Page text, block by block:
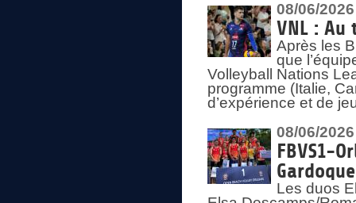
08/06/2026
VNL : Au
Après les
que
Volleyball Nations
programme (Italie,
d’expérience et de
08/06/2026
FBVS1-
Les duos